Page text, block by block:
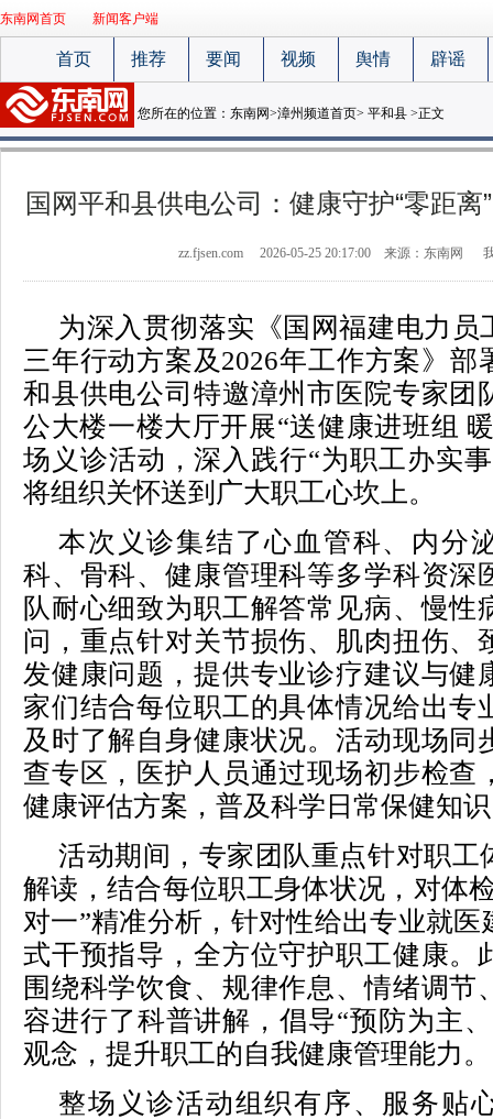
东南网首页 新闻客户端
首页 推荐 要闻 视频 舆情 辟谣
您所在的位置： 东南网>漳州频道首页> 平和县 >正文
国网平和县供电公司：健康守护“零距离
zz.fjsen.com 2026-05-25 20:17:00 来源：东南网
为深入贯彻落实《国网福建电力员
三年行动方案及2026年工作方案》部
和县供电公司特邀漳州市医院专家团
公大楼一楼大厅开展“送健康进班组
场义诊活动，深入践行“为职工办实
将组织关怀送到广大职工心坎上。
本次义诊集结了心血管科、内分
科、骨科、健康管理科等多学科资深
队耐心细致为职工解答常见病、慢性
问，重点针对关节损伤、肌肉扭伤、
发健康问题，提供专业诊疗建议与健
家们结合每位职工的具体情况给出专
及时了解自身健康状况。活动现场同
查专区，医护人员通过现场初步检查
健康评估方案，普及科学日常保健知
活动期间，专家团队重点针对职工
解读，结合每位职工身体状况，对体
对一”精准分析，针对性给出专业就
式干预指导，全方位守护职工健康。
围绕科学饮食、规律作息、情绪调节
容进行了科普讲解，倡导“预防为主
观念，提升职工的自我健康管理能力。
整场义诊活动组织有序、服务贴